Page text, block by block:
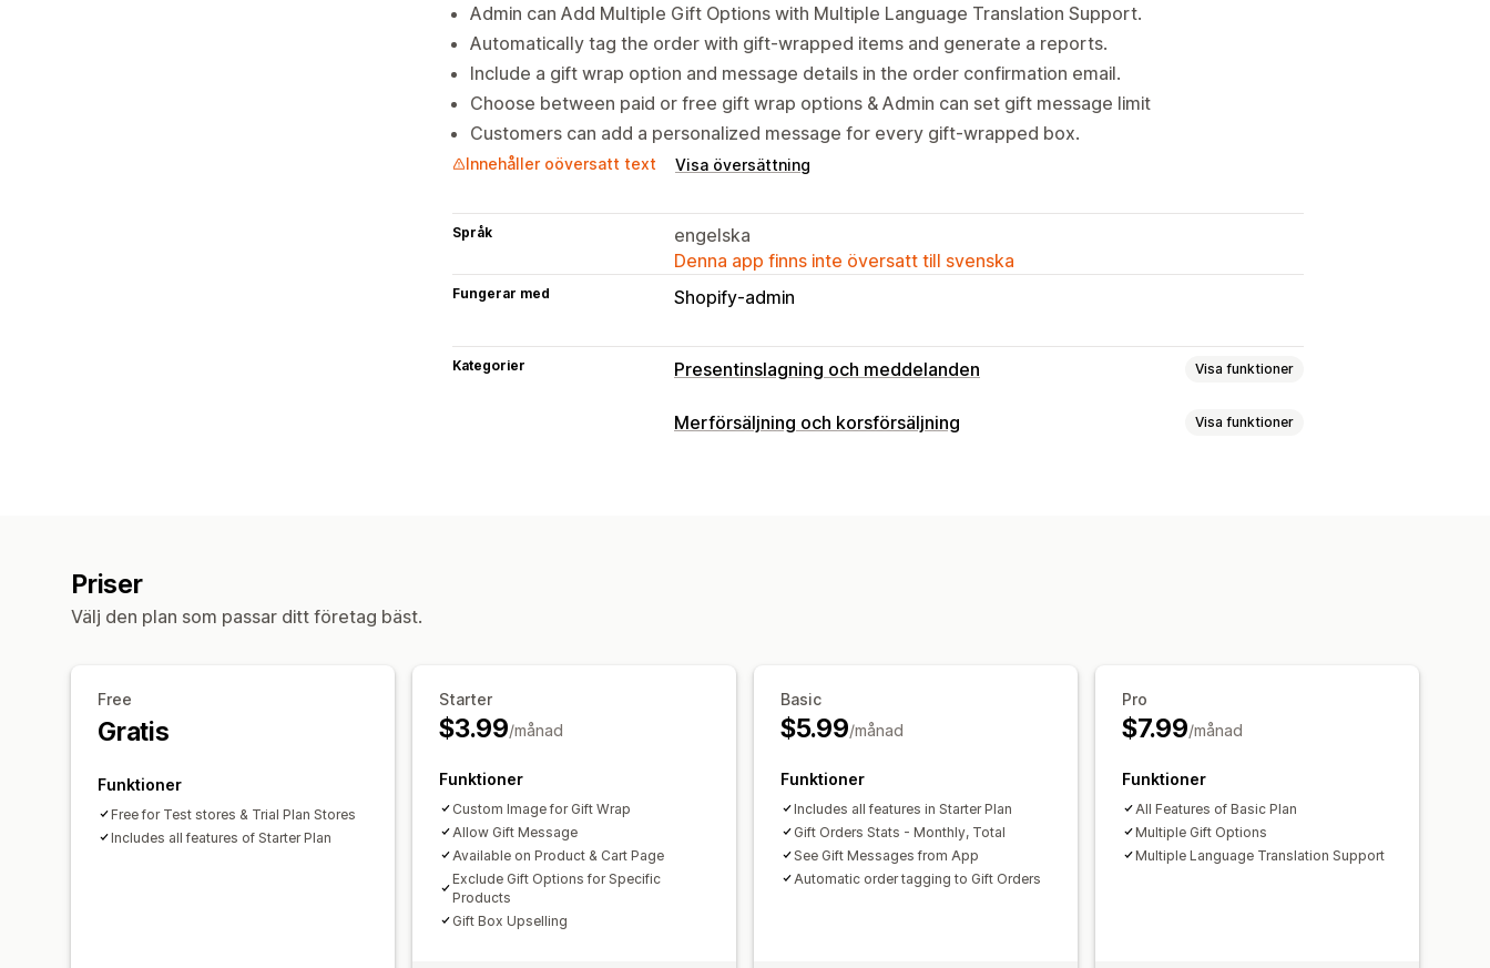
Admin can Add Multiple Gift Options with Multiple Language Translation Support.
Automatically tag the order with gift-wrapped items and generate a reports.
Include a gift wrap option and message details in the order confirmation email.
Choose between paid or free gift wrap options & Admin can set gift message limit
Customers can add a personalized message for every gift-wrapped box.
Innehåller oöversatt text Visa översättning
Språk
engelska
Denna app finns inte översatt till svenska
Fungerar med Shopify-admin
Kategorier Presentinslagning och meddelanden Visa funktioner
Gåvoalternativ
Merförsäljning och korsförsäljning Visa funktioner
Konverteringsgrad
Priser
Välj den plan som passar ditt företag bäst.
Free
Gratis
Funktioner
Free for Test stores & Trial Plan Stores
Includes all features of Starter Plan
Starter
$3.99/månad
Funktioner
Custom Image for Gift Wrap
Allow Gift Message
Available on Product & Cart Page
Exclude Gift Options for Specific
Products
Gift Box Upselling
Basic
$5.99/månad
Funktioner
Includes all features in Starter Plan
Gift Orders Stats - Monthly, Total
See Gift Messages from App
Automatic order tagging to Gift Orders
Pro
$7.99/månad
Funktioner
All Features of Basic Plan
Multiple Gift Options
Multiple Language Translation Support